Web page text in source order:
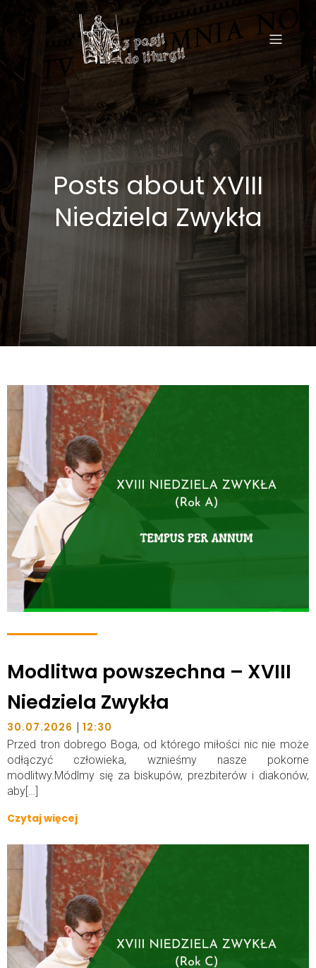
Posts about XVIII
Niedziela Zwykła
Modlitwa powszechna – XVIII
Niedziela Zwykła
30.07.2026 | 12:30
Przed tron dobrego Boga, od którego miłości nic nie może
odłączyć człowieka, wznieśmy nasze pokorne
modlitwy.Módlmy się za biskupów, prezbiterów i diakonów,
aby[…]
Czytaj więcej